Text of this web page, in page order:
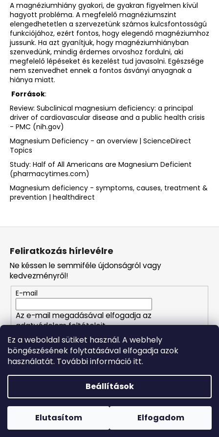
Ez a weboldal sütiket használ. A webhely
böngészésének folytatásával elfogadja azok
használatát. További információ itt.
Beállítások
Elutasítom Elfogadom
Forró napokon nem javasoljuk a csomagautomatákba
történő kézbesítést. A magas hőmérsékletre érzékeny
termékek átvételkor nem biztos, hogy optimális állapotban
A magnéziumhiány gyakori, de gyakran figyelmen kívül
hagyott probléma. A megfelelő magnéziumszint
elengedhetetlen a szervezetünk számos kulcsfontosságú
funkciójához, ezért fontos, hogy elegendő magnéziumhoz
jussunk. Ha azt gyanítjuk, hogy magnéziumhiányban
szenvedünk, mindig érdemes orvoshoz fordulni, aki
megfelelő lépéseket és kezelést tud javasolni. Egészsége
nem szenvedhet ennek a fontos ásványi anyagnak a
hiánya miatt.
Források:
Review: Subclinical magnesium deficiency: a principal
driver of cardiovascular disease and a public health crisis
- PMC (nih.gov)
Magnesium Deficiency - an overview | ScienceDirect
Topics
Study: Half of All Americans are Magnesium Deficient
(pharmacytimes.com)
Magnesium deficiency - symptoms, causes, treatment &
prevention | healthdirect
Feliratkozás hírlevélre
Ne késsen le semmiféle újdonságról vagy
kedvezményről!
E-mail
Az e-mail megadásával elfogadja az
adatvédelem feltételeit.
FELIRATKOZÁS
Copyright 2026Naturalzen. Minden jog fenntartva.Süti
beállítások szerkesztése